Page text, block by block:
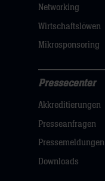
Networking
Wirtschaftslöwen
Mikrosponsoring
Navigation
öffnen,
dann
Pressecenter
Akkreditierungen
Presseanfragen
Pressemeldungen
Downloads